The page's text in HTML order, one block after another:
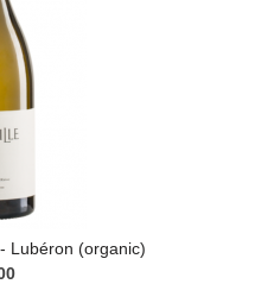
Lubéron (organic)